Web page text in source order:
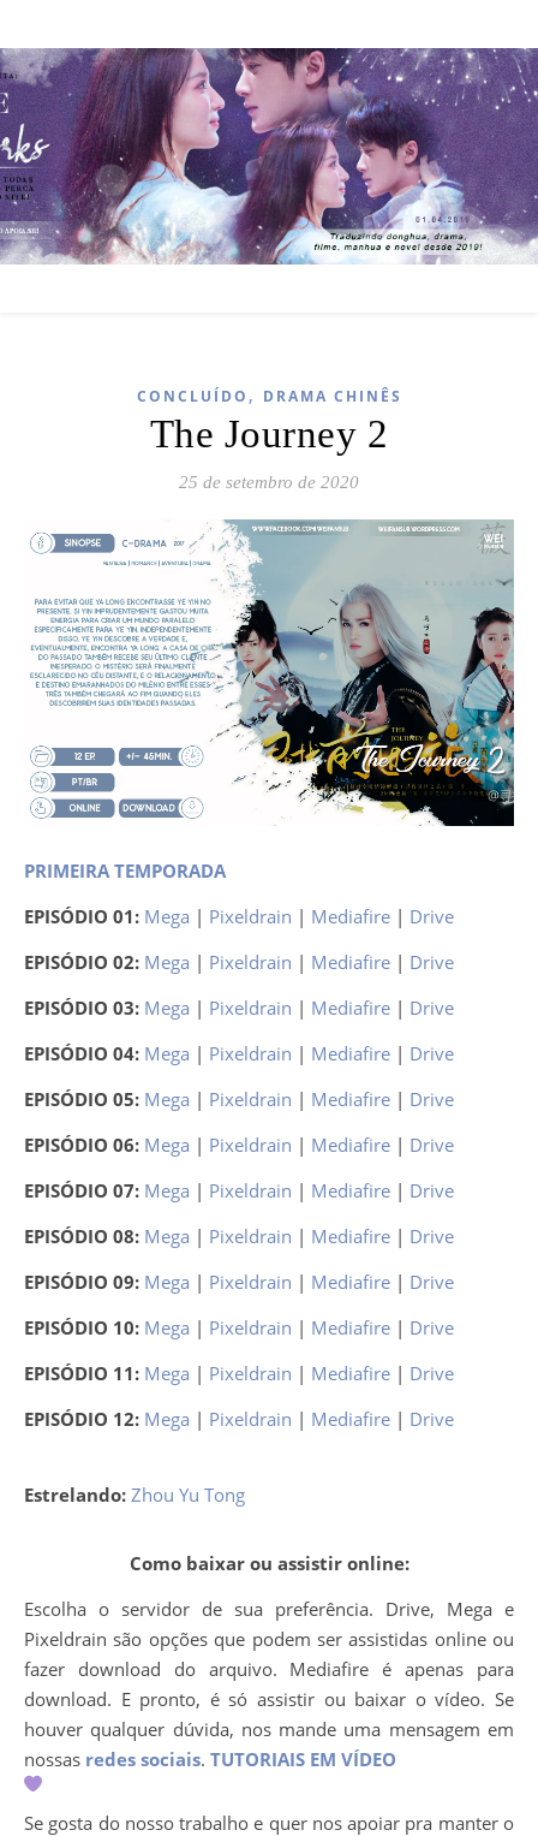
CONCLUÍDO , DRAMA CHINÊS
The Journey 2
25 de setembro de 2020
PRIMEIRA TEMPORADA
EPISÓDIO 01: Mega | Pixeldrain | Mediafire | Drive
EPISÓDIO 02: Mega | Pixeldrain | Mediafire | Drive
EPISÓDIO 03: Mega | Pixeldrain | Mediafire | Drive
EPISÓDIO 04: Mega | Pixeldrain | Mediafire | Drive
EPISÓDIO 05: Mega | Pixeldrain | Mediafire | Drive
EPISÓDIO 06: Mega | Pixeldrain | Mediafire | Drive
EPISÓDIO 07: Mega | Pixeldrain | Mediafire | Drive
EPISÓDIO 08: Mega | Pixeldrain | Mediafire | Drive
EPISÓDIO 09: Mega | Pixeldrain | Mediafire | Drive
EPISÓDIO 10: Mega | Pixeldrain | Mediafire | Drive
EPISÓDIO 11: Mega | Pixeldrain | Mediafire | Drive
EPISÓDIO 12: Mega | Pixeldrain | Mediafire | Drive
Estrelando: Zhou Yu Tong
Como baixar ou assistir online:
Escolha o servidor de sua preferência. Drive, Mega e
Pixeldrain são opções que podem ser assistidas online ou
fazer download do arquivo. Mediafire é apenas para
download. E pronto, é só assistir ou baixar o vídeo. Se
houver qualquer dúvida, nos mande uma mensagem em
nossas redes sociais. TUTORIAIS EM VÍDEO
Se gosta do nosso trabalho e quer nos apoiar pra manter o